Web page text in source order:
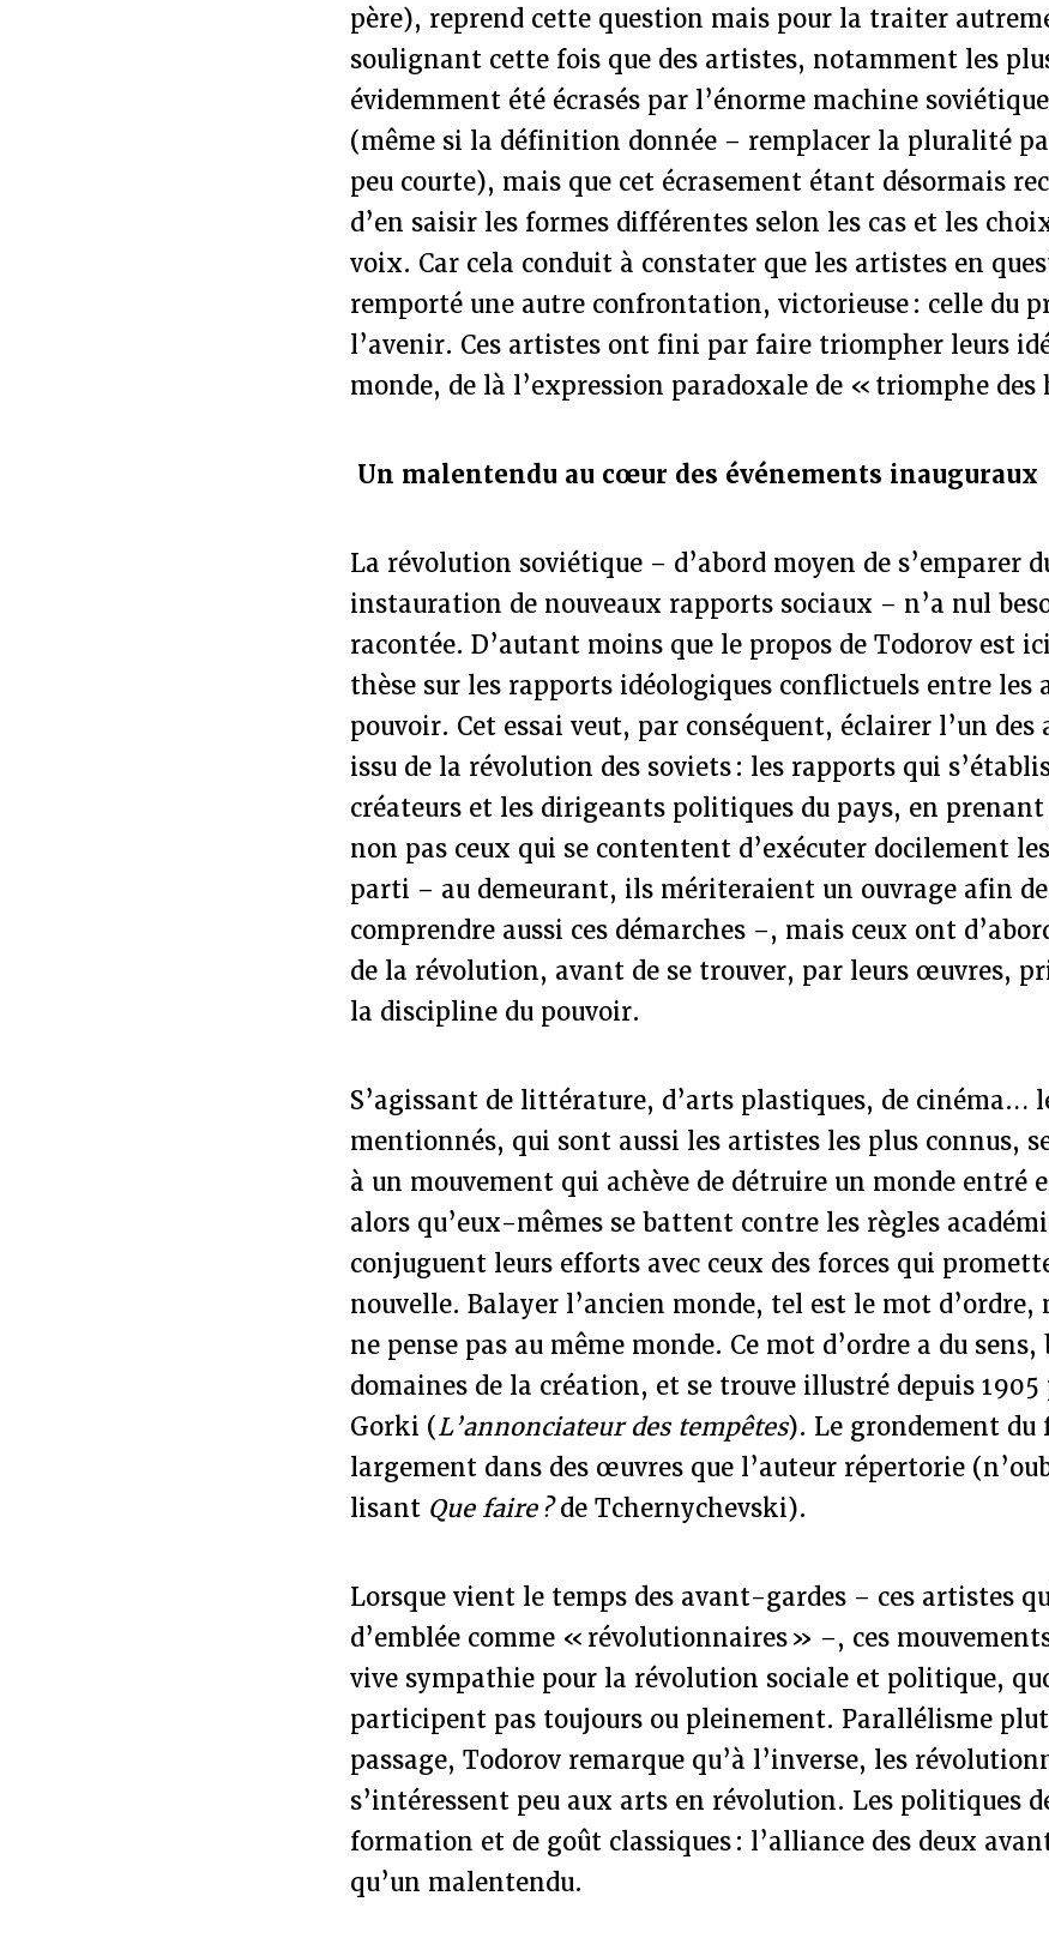
père), reprend cette question mais pour la traiter
soulignant cette fois que des artistes, notamment les
évidemment été écrasés par l’énorme machine
(même si la définition donnée – remplacer la pluralité
peu courte), mais que cet écrasement étant désormais
d’en saisir les formes différentes selon les cas et les
voix. Car cela conduit à constater que les artistes en
remporté une autre confrontation, victorieuse : celle du
l’avenir. Ces artistes ont fini par faire triompher leurs
monde, de là l’expression paradoxale de « triomphe
Un malentendu au cœur des événements inauguraux
La révolution soviétique – d’abord moyen de s’emparer
instauration de nouveaux rapports sociaux – n’a nul
racontée. D’autant moins que le propos de Todorov est
thèse sur les rapports idéologiques conflictuels entre les
pouvoir. Cet essai veut, par conséquent, éclairer l’un des
issu de la révolution des soviets : les rapports qui
créateurs et les dirigeants politiques du pays, en
non pas ceux qui se contentent d’exécuter docilement
parti – au demeurant, ils mériteraient un ouvrage afin
comprendre aussi ces démarches –, mais ceux ont
de la révolution, avant de se trouver, par leurs œuvres,
la discipline du pouvoir.
S’agissant de littérature, d’arts plastiques, de cinéma…
mentionnés, qui sont aussi les artistes les plus connus,
à un mouvement qui achève de détruire un monde entré
alors qu’eux-mêmes se battent contre les règles
conjuguent leurs efforts avec ceux des forces qui
nouvelle. Balayer l’ancien monde, tel est le mot d’ordre,
ne pense pas au même monde. Ce mot d’ordre a du
domaines de la création, et se trouve illustré depuis
Gorki (L’annonciateur des tempêtes). Le grondement du
largement dans des œuvres que l’auteur répertorie
lisant Que faire ?de Tchernychevski).
Lorsque vient le temps des avant-gardes – ces artistes
d’emblée comme « révolutionnaires » –, ces
vive sympathie pour la révolution sociale et politique,
participent pas toujours ou pleinement. Parallélisme
passage, Todorov remarque qu’à l’inverse, les
s’intéressent peu aux arts en révolution. Les politiques
formation et de goût classiques : l’alliance des deux
qu’un malentendu.